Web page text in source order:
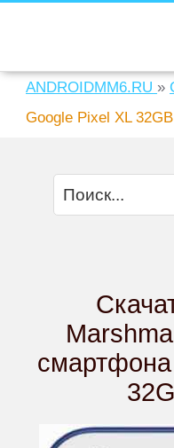
ANDROIDMM6.RU »
Google Pixel XL